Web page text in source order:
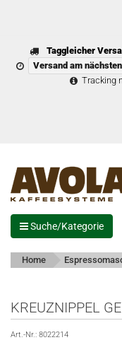
Taggleicher
Versand am
Tracking
Suche/Kategorie
Home
KREUZNIPPEL
Art.-Nr.: 8022214